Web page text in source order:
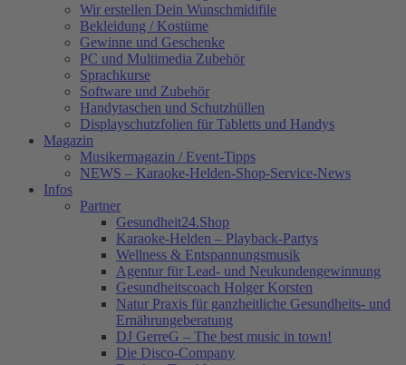
Wir erstellen Dein Wunschmidifile
Bekleidung / Kostüme
Gewinne und Geschenke
PC und Multimedia Zubehör
Sprachkurse
Software und Zubehör
Handytaschen und Schutzhüllen
Displayschutzfolien für Tabletts und Handys
Magazin
Musikermagazin / Event-Tipps
NEWS – Karaoke-Helden-Shop-Service-News
Infos
Partner
Gesundheit24.Shop
Karaoke-Helden – Playback-Partys
Wellness & Entspannungsmusik
Agentur für Lead- und Neukundengewinnung
Gesundheitscoach Holger Korsten
Natur Praxis für ganzheitliche Gesundheits- und
Ernährungeberatung
DJ GerreG – The best music in town!
Die Disco-Company